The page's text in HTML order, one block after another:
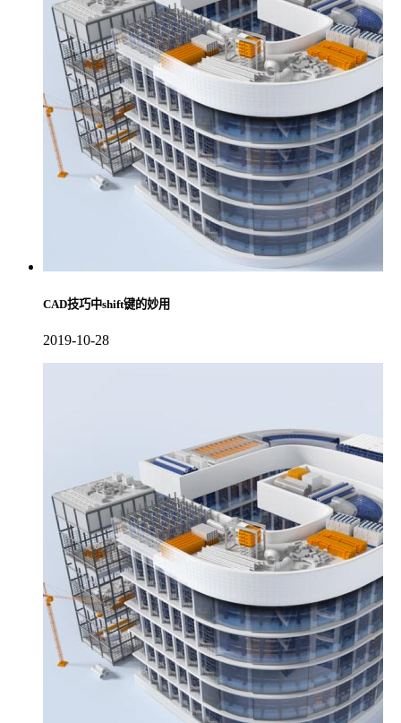
CAD技巧中shift键的妙用
2019-10-28